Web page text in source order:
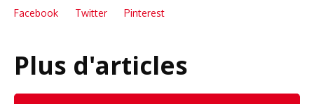
Facebook Twitter Pinterest
Plus d'articles